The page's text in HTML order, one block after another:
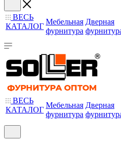
ВЕСЬ
КАТАЛОГ
Мебельная
фурнитура
Дверная
ВЕСЬ
КАТАЛОГ
Мебельная
фурнитура
Дверная